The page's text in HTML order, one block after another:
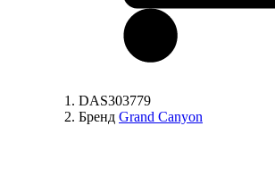
DAS303779
Бренд Grand Canyon